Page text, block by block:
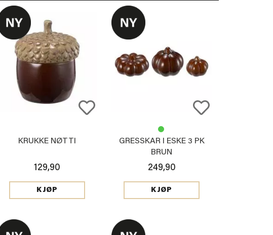
KRUKKE NØTTI
129,90
KJØP
GRESSKAR I ESKE 3 PK
BRUN
249,90
KJØP